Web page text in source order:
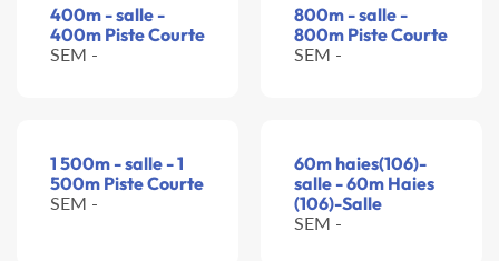
400m - salle -
400m Piste Courte
SEM -
800m - salle -
800m Piste Courte
SEM -
1 500m - salle - 1
500m Piste Courte
SEM -
60m haies(106)-
salle - 60m Haies
(106)-Salle
SEM -